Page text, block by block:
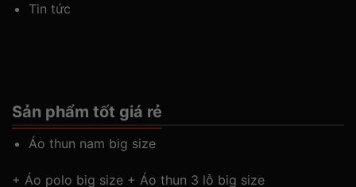
Tin tức
Sản phẩm tốt giá rẻ
Áo thun nam big size
+ Áo polo big size + Áo thun 3 lỗ big size